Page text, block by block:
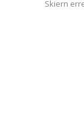
Skiern